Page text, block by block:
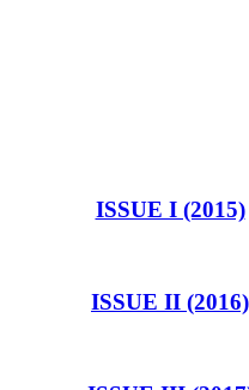
ISSUE I (2015)
ISSUE II (2016)